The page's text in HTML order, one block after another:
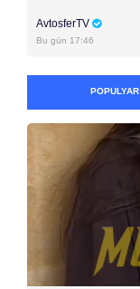
AvtosferTV
Bu gün 17:46
POPULYAR